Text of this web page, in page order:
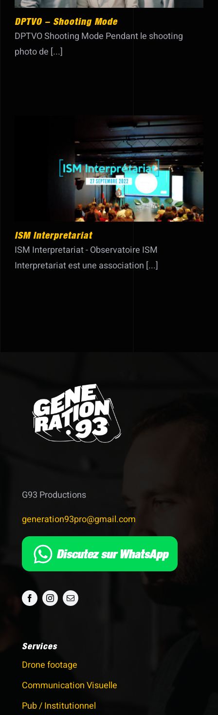
DPTVO – Shooting Mode
DPTVO Shooting Mode Pendant le shooting
photo de [...]
ISM Interpretariat
ISM Interpretariat
ISM Interpretariat - Observatoire ISM
Interpretariat est une association [...]
G93 Productions
generation93pro@gmail.com
Services
Drone footage
Communication Visuelle
Pub / Institutionnel